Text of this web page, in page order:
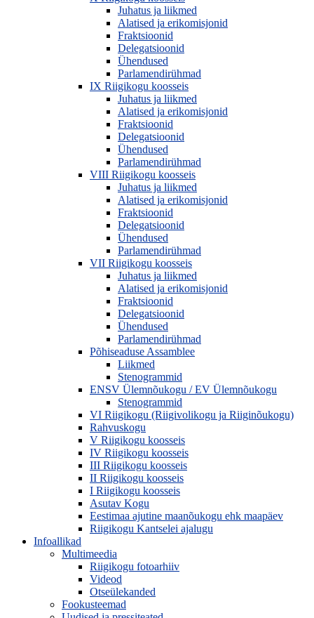
Juhatus ja liikmed
Alatised ja erikomisjonid
Fraktsioonid
Delegatsioonid
Ühendused
Parlamendirühmad
IX Riigikogu koosseis
Juhatus ja liikmed
Alatised ja erikomisjonid
Fraktsioonid
Delegatsioonid
Ühendused
Parlamendirühmad
VIII Riigikogu koosseis
Juhatus ja liikmed
Alatised ja erikomisjonid
Fraktsioonid
Delegatsioonid
Ühendused
Parlamendirühmad
VII Riigikogu koosseis
Juhatus ja liikmed
Alatised ja erikomisjonid
Fraktsioonid
Delegatsioonid
Ühendused
Parlamendirühmad
Põhiseaduse Assamblee
Liikmed
Stenogrammid
ENSV Ülemnõukogu / EV Ülemnõukogu
Stenogrammid
VI Riigikogu (Riigivolikogu ja Riiginõukogu)
Rahvuskogu
V Riigikogu koosseis
IV Riigikogu koosseis
III Riigikogu koosseis
II Riigikogu koosseis
I Riigikogu koosseis
Asutav Kogu
Eestimaa ajutine maanõukogu ehk maapäev
Riigikogu Kantselei ajalugu
Infoallikad
Multimeedia
Riigikogu fotoarhiiv
Videod
Otseülekanded
Fookusteemad